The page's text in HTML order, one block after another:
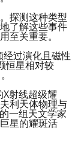
探测这种类型
了解这些事件
至关重要。
过演化且磁性
恒星相对较
射线超级耀
利天体物理与
一组天文学家
星的耀斑活